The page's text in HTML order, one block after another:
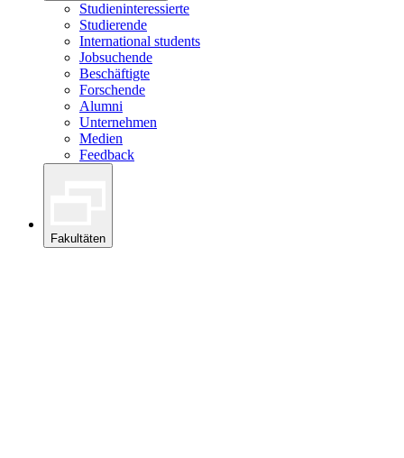
Studieninteressierte
Studierende
International students
Jobsuchende
Beschäftigte
Forschende
Alumni
Unternehmen
Medien
Feedback
Fakultäten